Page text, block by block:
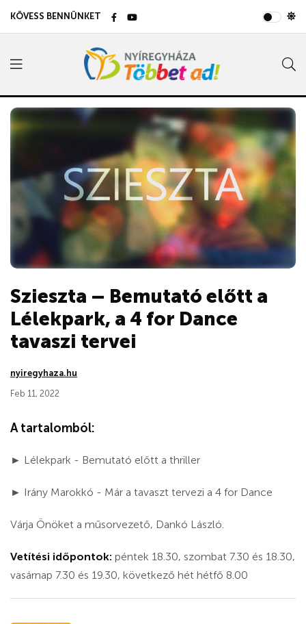
KÖVESS BENNÜNKET
Szieszta – Bemutató előtt a
Lélekpark, a 4 for Dance
tavaszi tervei
nyiregyhaza.hu
Feb 11, 2022
A tartalomból:
► Lélekpark - Bemutató előtt a thriller
► Irány Marokkó - Már a tavaszt tervezi a 4 for Dance
Várja Önöket a műsorvezető, Dankó László.
Vetítési időpontok: péntek 18.30, szombat 7.30 és 18.30,
vasárnap 7.30 és 19.30, következő hét hétfő 8.00